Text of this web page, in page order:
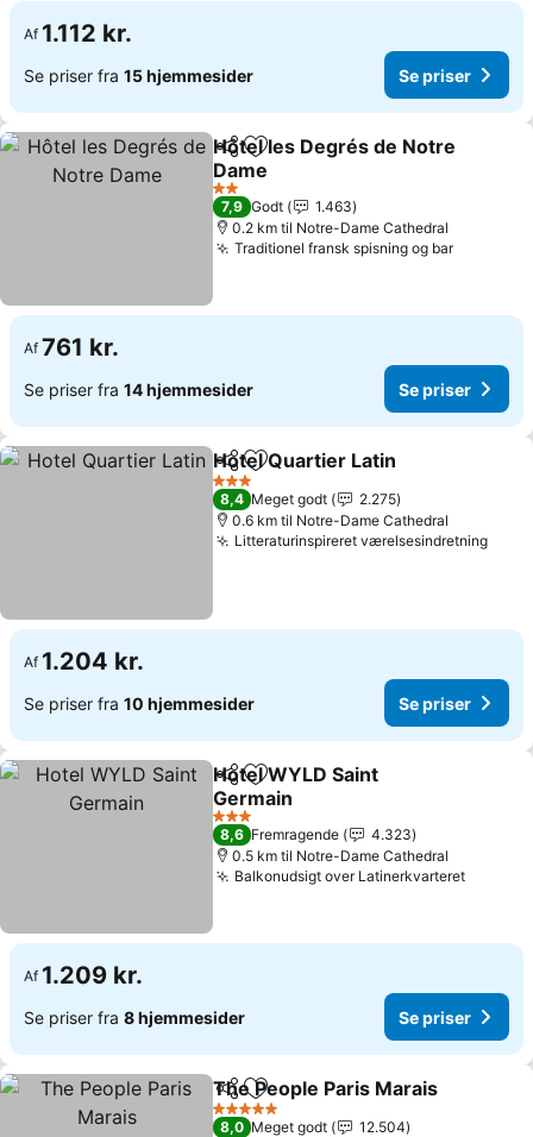
Af 1.112 kr.
Se priser fra 15 hjemmesider Se priser
Del Føj til favoritter
Hôtel les Degrés de Notre
Dame
Se priser
2 Stjerner
7,9 Godt
1.463
0.2 km til Notre-Dame Cathedral
Traditionel fransk spisning og barSe priser
Af 761 kr.
Se priser fra 14 hjemmesider Se priser
Del Føj til favoritter
Hotel Quartier Latin
3 Stjerner
8,4 Meget godt
2.275
0.6 km til Notre-Dame Cathedral
Litteraturinspireret værelsesindretningSe
Af 1.204 kr.
Se priser fra 10 hjemmesider Se priser
Del Føj til favoritter
Hotel WYLD Saint
Germain
Se priser
3 Stjerner
8,6 Fremragende
4.323
0.5 km til Notre-Dame Cathedral
Balkonudsigt over LatinerkvarteretSe
Af 1.209 kr.
Se priser fra 8 hjemmesider Se priser
Del Føj til favoritter
The People Paris Marais
5 Stjerner
8,0 Meget godt
12.504